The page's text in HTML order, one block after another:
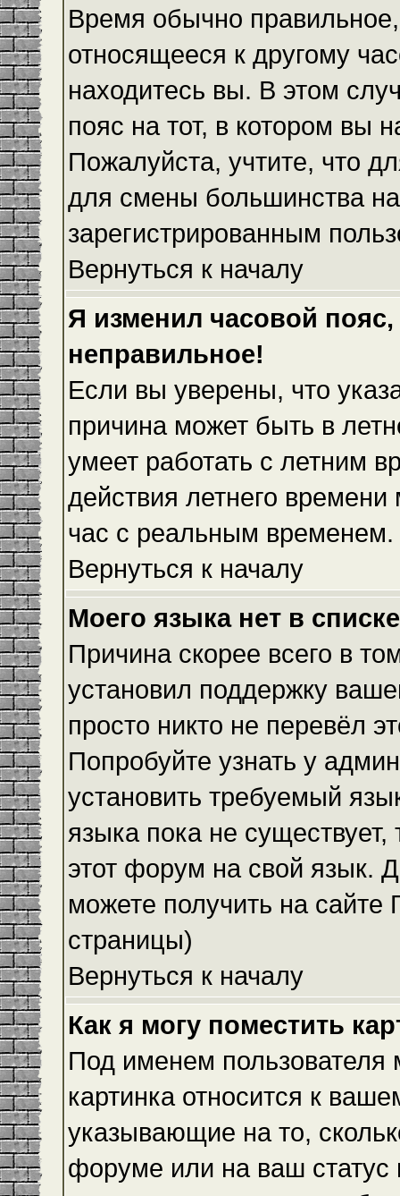
Время обычно
относящееся к другому
находитесь вы. В этом
пояс на тот, в котором вы
Пожалуйста, учтите, что
для смены большинства
зарегистрированным
Вернуться к началу
Я изменил часовой
неправильное!
Если вы уверены, что
причина может быть в
умеет работать с летним
действия летнего
час с реальным временем.
Вернуться к началу
Моего языка нет в
Причина скорее всего в
установил поддержку
просто никто не перевёл
Попробуйте узнать у
установить требуемый
языка пока не
этот форум на свой язык.
можете получить на сайте
страницы)
Вернуться к началу
Как я могу поместить
Под именем пользователя
картинка относится к
указывающие на то,
форуме или на ваш